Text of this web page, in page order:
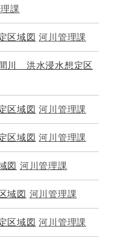
課
区域図 河川管理課
川 洪水浸水想定区
区域図 河川管理課
区域図 河川管理課
図 河川管理課
域図 河川管理課
区域図 河川管理課